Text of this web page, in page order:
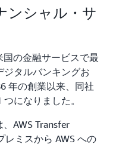
ンシャル・サ
国の金融サービスで最
ジタルバンキングお
年の創業以来、同社
になりました。
、AWS Transfer
レミスから AWS への